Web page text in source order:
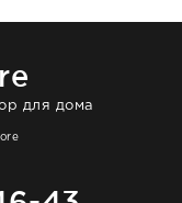
для дома